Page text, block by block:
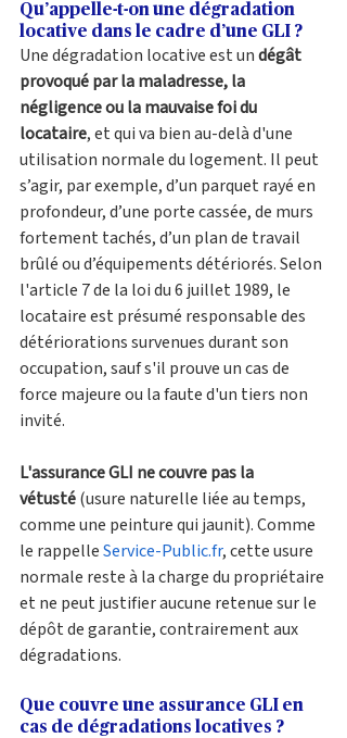
Qu’appelle-t-on une dégradation
locative dans le cadre d’une GLI ?
Une dégradation locative est un dégât
provoqué par la maladresse, la
négligence ou la mauvaise foi du
locataire, et qui va bien au-delà d'une
utilisation normale du logement. Il peut
s’agir, par exemple, d’un parquet rayé en
profondeur, d’une porte cassée, de murs
fortement tachés, d’un plan de travail
brûlé ou d’équipements détériorés. Selon
l'article 7 de la loi du 6 juillet 1989, le
locataire est présumé responsable des
détériorations survenues durant son
occupation, sauf s'il prouve un cas de
force majeure ou la faute d'un tiers non
invité.
L'assurance GLI ne couvre pas la
vétusté (usure naturelle liée au temps,
comme une peinture qui jaunit). Comme
le rappelle Service-Public.fr, cette usure
normale reste à la charge du propriétaire
et ne peut justifier aucune retenue sur le
dépôt de garantie, contrairement aux
dégradations.
Que couvre une assurance GLI en
cas de dégradations locatives ?